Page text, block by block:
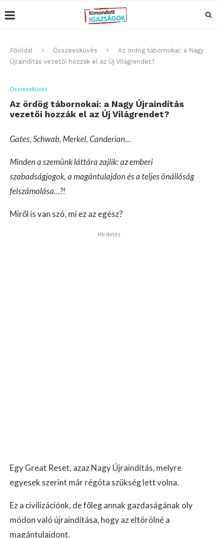
Főoldal Összeesküvés
Az ördög tábornokai: a Nagy
Újraindítás vezetői hozzák el az Új Világrendet?
Összeesküvés
Az ördög tábornokai: a Nagy Újraindítás
vezetői hozzák el az Új Világrendet?
Gates, Schwab, Merkel, Canderian…
Minden a szemünk láttára zajlik: az emberi
szabadságjogok, a magántulajdon és a teljes önállóság
felszámolása…?!
Miről is van szó, mi ez az egész?
Hirdetés
Egy Great Reset, azaz Nagy Újraindítás, melyre
egyesek szerint már régóta szükség lett volna.
Ez a civilizációnk, de főleg annak gazdaságának oly
módon való újraindítása, hogy az eltörölné a
magántulajdont.